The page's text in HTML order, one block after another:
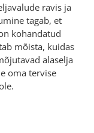
ravis ja
tagab, et
kohandatud
mõista, kuidas
alaselja
oma tervise